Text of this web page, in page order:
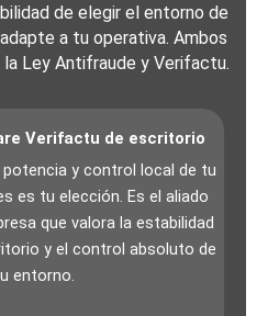
de elegir el entorno de
a tu operativa. Ambos
Ley Antifraude y Verifactu.
Verifactu de escritorio
y control local de tu
es tu elección. Es el aliado
que valora la estabilidad
y el control absoluto de
entorno.